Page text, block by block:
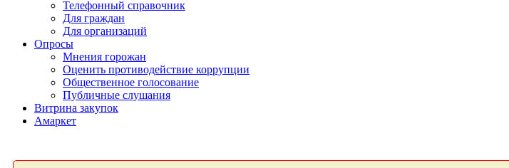
Телефонный справочник
Для граждан
Для организаций
Опросы
Мнения горожан
Оценить противодействие коррупции
Общественное голосование
Публичные слушания
Витрина закупок
Амаркет